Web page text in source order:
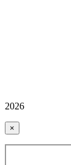
2026
×